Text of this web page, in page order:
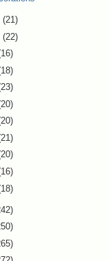
(21)
(22)